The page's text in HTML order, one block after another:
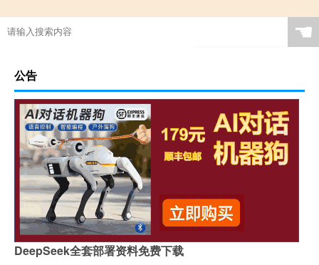
☚
公告
DeepSeek全套部署资料免费下载